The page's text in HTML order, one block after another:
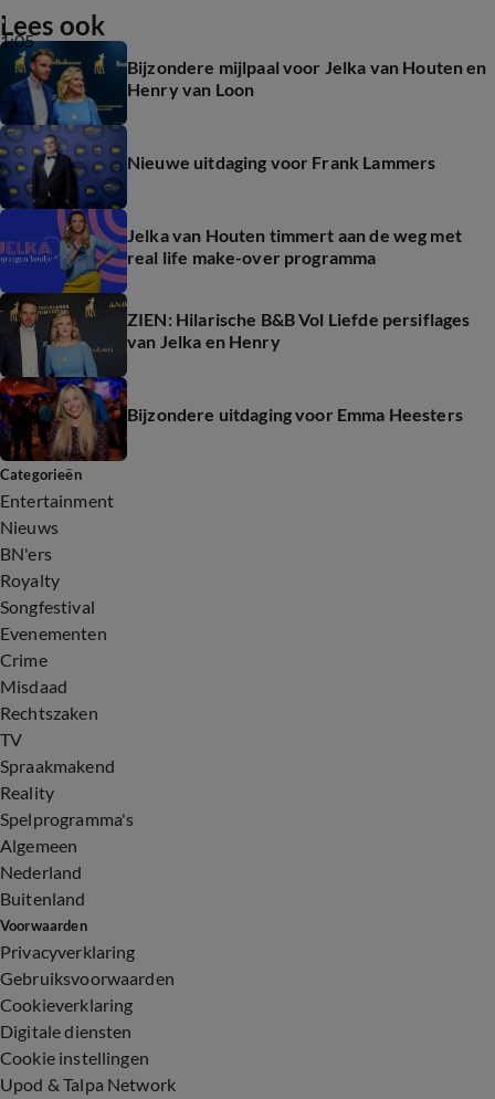
1:05
Lees ook
Bijzondere mijlpaal voor Jelka van Houten en
Henry van Loon
Nieuwe uitdaging voor Frank Lammers
Jelka van Houten timmert aan de weg met
real life make-over programma
ZIEN: Hilarische B&B Vol Liefde persiflages
van Jelka en Henry
Bijzondere uitdaging voor Emma Heesters
Categorieën
Entertainment
Nieuws
BN'ers
Royalty
Songfestival
Evenementen
Crime
Misdaad
Rechtszaken
TV
Spraakmakend
Reality
Spelprogramma's
Algemeen
Nederland
Buitenland
Voorwaarden
Privacyverklaring
Gebruiksvoorwaarden
Cookieverklaring
Digitale diensten
Cookie instellingen
Upod & Talpa Network